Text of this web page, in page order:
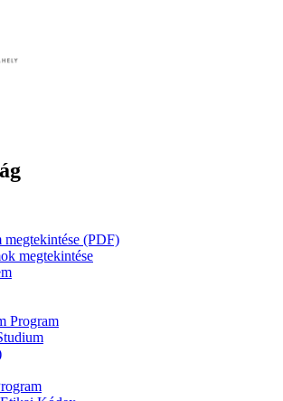
megtekintése (PDF)
megtekintése
Program